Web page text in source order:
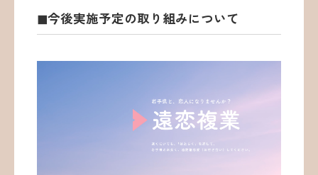
◼︎今後実施予定の取り組みについて